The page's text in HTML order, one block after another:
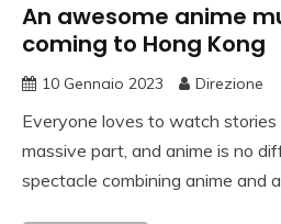
An awesome anime
coming to Hong Kong
10 Gennaio 2023 Direzione
Everyone loves to watch stories
massive part, and anime is no
spectacle combining anime and